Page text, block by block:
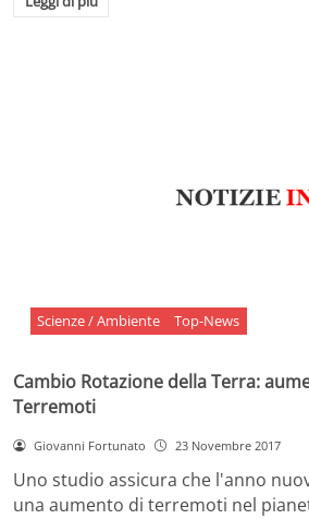
Scienze / Ambiente Top-News
Cambio Rotazione della Terra:
Terremoti
Giovanni Fortunato 23 Novembre 2017
Uno studio assicura che l'anno
una aumento di terremoti nel